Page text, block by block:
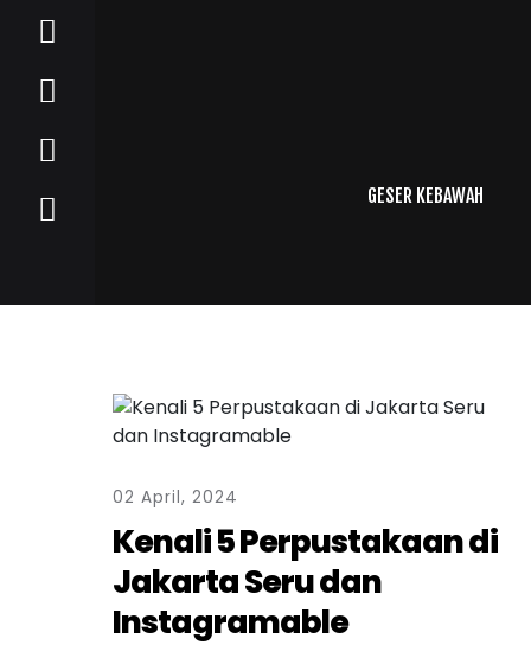
GESER KEBAWAH
02 April, 2024
Kenali5Perpustakaandi
JakartaSerudan
Instagramable